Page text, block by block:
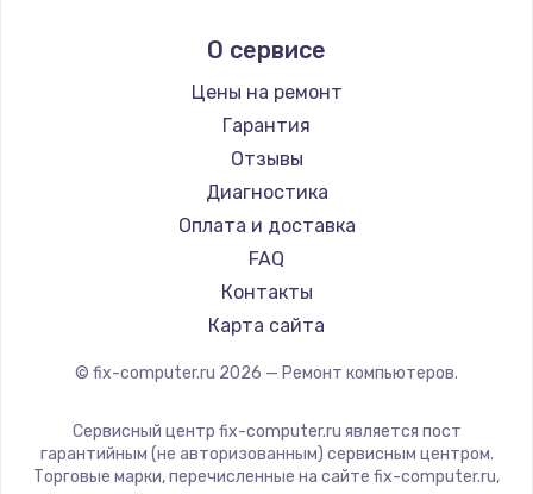
Заказать
Замена петель
1050 руб.
Заказать
Замена USB-портов
800 руб.
Заказать
1395 руб.
Заказать
Beelink
CHUWI
О сервисе
Цены на ремонт
Гарантия
Отзывы
Диагностика
Оплата и доставка
FAQ
Контакты
Карта сайта
© fix-computer.ru 2026 — Ремонт компьютеров.
Сервисный центр fix-computer.ru является пост
гарантийным (не авторизованным) сервисным центром.
Торговые марки, перечисленные на сайте fix-computer.ru,